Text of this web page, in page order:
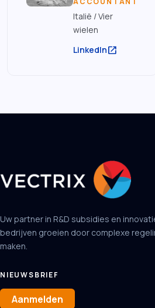
Italië / Vier
wielen
LinkedInopen_in_new
Uw partner in R&D subsidies en
bedrijven groeien door complexe
maken.
NIEUWSBRIEF
Aanmelden